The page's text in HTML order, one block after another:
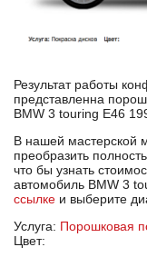
Результат работы
представленна
BMW 3 touring E46
В нашей мастерской
преобразить
что бы узнать
автомобиль BMW 3
ссылке и выберите
Услуга: Порошковая
Цвет: